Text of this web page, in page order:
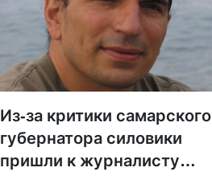
Из-за критики самарского
губернатора силовики
пришли к журналисту